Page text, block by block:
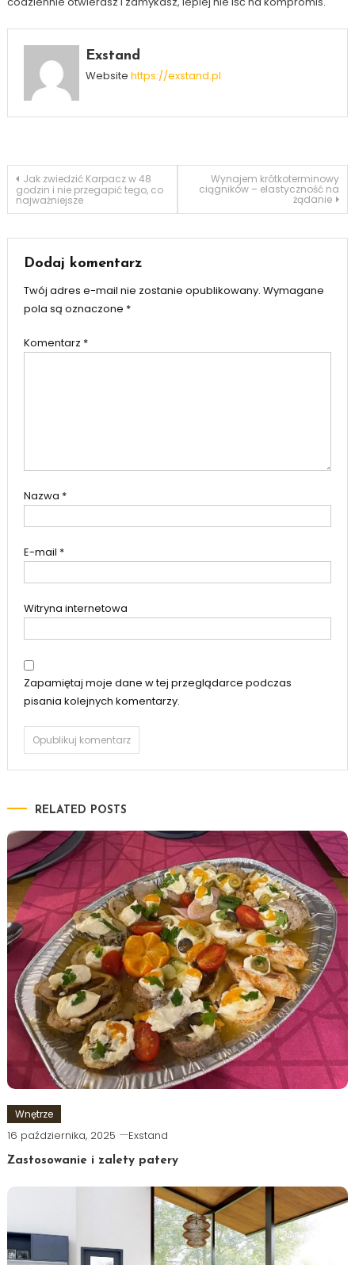
Exstand
Website https://exstand.pl
Nawigacja
wpisu
Jak zwiedzić Karpacz w 48
godzin i nie przegapić tego, co
najważniejsze
Wynajem krótkoterminowy
ciągników – elastyczność na
żądanie
Dodaj komentarz
Twój adres e-mail nie zostanie opublikowany. Wymagane
pola są oznaczone *
Komentarz *
Nazwa *
E-mail *
Witryna internetowa
Zapamiętaj moje dane w tej przeglądarce podczas
pisania kolejnych komentarzy.
RELATED POSTS
Wnętrze
16 października, 2025 Exstand
Zastosowanie i zalety patery